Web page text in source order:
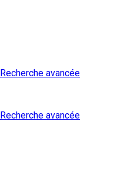
Recherche avancée
Recherche avancée